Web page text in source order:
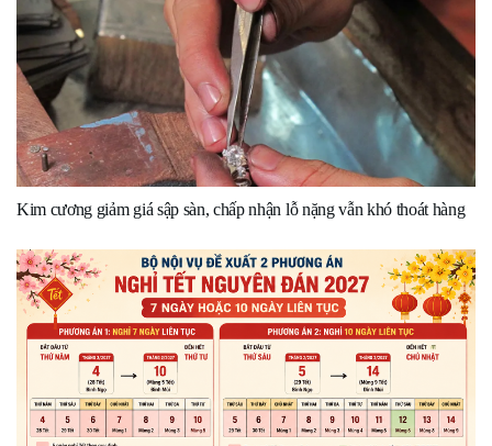
Kim cương giảm giá sập sàn, chấp nhận lỗ nặng vẫn khó thoát hàng